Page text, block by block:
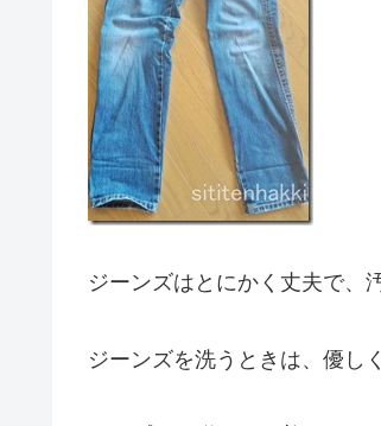
ジーンズはとにかく丈夫で、
ジーンズを洗うときは、優し